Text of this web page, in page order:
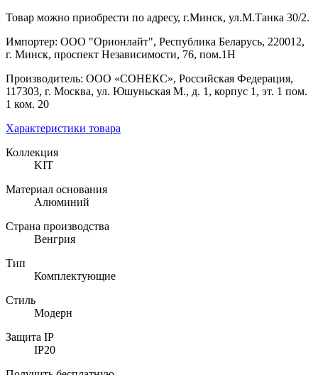
Товар можно приобрести по адресу, г.Минск, ул.М.Танка 30/2.
Импортер: ООО "Орионлайт", Республика Беларусь, 220012,
г. Минск, проспект Независимости, 76, пом.1Н
Производитель: ООО «СОНЕКС», Российская Федерация,
117303, г. Москва, ул. Юшуньская М., д. 1, корпус 1, эт. 1 пом.
1 ком. 20
Характеристики товара
Коллекция
KIT
Материал основания
Алюминий
Страна производства
Венгрия
Тип
Комплектующие
Стиль
Модерн
Защита IP
IP20